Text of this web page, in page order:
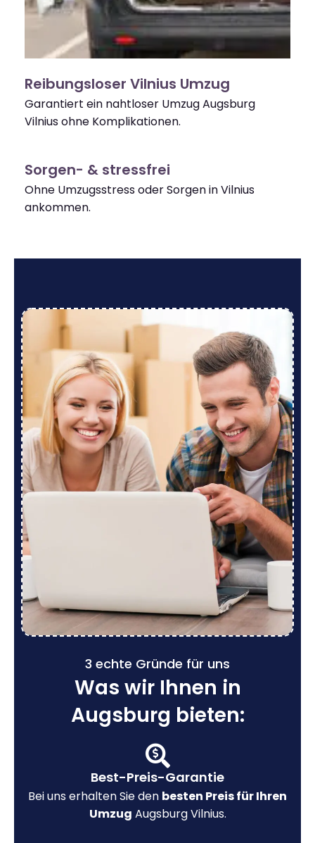
Reibungsloser Vilnius Umzug
Garantiert ein nahtloser Umzug Augsburg
Vilnius ohne Komplikationen.
Sorgen- & stressfrei
Ohne Umzugsstress oder Sorgen in Vilnius
ankommen.
3 echte Gründe für uns
Was wir Ihnen in
Augsburg bieten:
Best-Preis-Garantie
Bei uns erhalten Sie den besten Preis für Ihren
Umzug Augsburg Vilnius.